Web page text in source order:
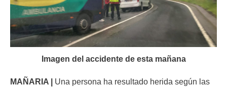
Imagen del accidente de esta mañana
MAÑARIA |
Una persona ha resultado herida según las